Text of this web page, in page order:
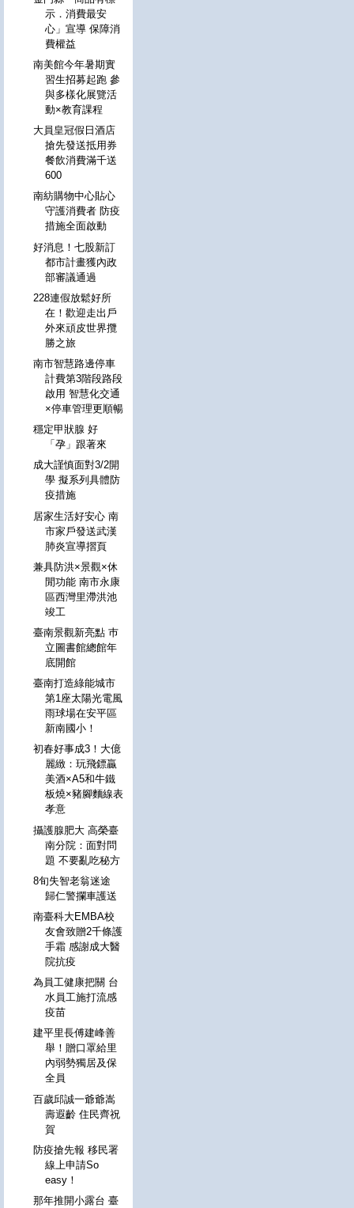
示．消費最安
心」宣導 保障消
費權益
南美館今年暑期實
習生招募起跑 參
與多樣化展覽活
動×教育課程
大員皇冠假日酒店
搶先發送抵用券
餐飲消費滿千送
600
南紡購物中心貼心
守護消費者 防疫
措施全面啟動
好消息！七股新訂
都市計畫獲內政
部審議通過
228連假放鬆好所
在！歡迎走出戶
外來頑皮世界攬
勝之旅
南市智慧路邊停車
計費第3階段路段
啟用 智慧化交通
×停車管理更順暢
穩定甲狀腺 好
「孕」跟著來
成大謹慎面對3/2開
學 擬系列具體防
疫措施
居家生活好安心 南
市家戶發送武漢
肺炎宣導摺頁
兼具防洪×景觀×休
閒功能 南市永康
區西灣里滯洪池
竣工
臺南景觀新亮點 巿
立圖書館總館年
底開館
臺南打造綠能城市
第1座太陽光電風
雨球場在安平區
新南國小！
初春好事成3！大億
麗緻：玩飛鏢贏
美酒×A5和牛鐵
板燒×豬腳麵線表
孝意
攝護腺肥大 高榮臺
南分院：面對問
題 不要亂吃秘方
8旬失智老翁迷途
歸仁警攔車護送
南臺科大EMBA校
友會致贈2千條護
手霜 感謝成大醫
院抗疫
為員工健康把關 台
水員工施打流感
疫苗
建平里長傅建峰善
舉！贈口罩給里
內弱勢獨居及保
全員
百歲邱誠一爺爺嵩
壽遐齡 住民齊祝
賀
防疫搶先報 移民署
線上申請So
easy！
那年推開小露台 臺